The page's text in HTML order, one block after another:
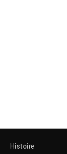
Histoire